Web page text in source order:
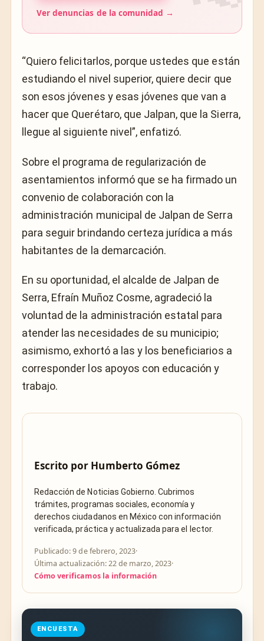
Ver denuncias de la comunidad →
“Quiero felicitarlos, porque ustedes que están
estudiando el nivel superior, quiere decir que
son esos jóvenes y esas jóvenes que van a
hacer que Querétaro, que Jalpan, que la Sierra,
llegue al siguiente nivel”, enfatizó.
Sobre el programa de regularización de
asentamientos informó que se ha firmado un
convenio de colaboración con la
administración municipal de Jalpan de Serra
para seguir brindando certeza jurídica a más
habitantes de la demarcación.
En su oportunidad, el alcalde de Jalpan de
Serra, Efraín Muñoz Cosme, agradeció la
voluntad de la administración estatal para
atender las necesidades de su municipio;
asimismo, exhortó a las y los beneficiarios a
corresponder los apoyos con educación y
trabajo.
Escrito por Humberto Gómez
Redacción de Noticias Gobierno. Cubrimos
trámites, programas sociales, economía y
derechos ciudadanos en México con información
verificada, práctica y actualizada para el lector.
Publicado: 9 de febrero, 2023·
Última actualización: 22 de marzo, 2023·
Cómo verificamos la información
ENCUESTA